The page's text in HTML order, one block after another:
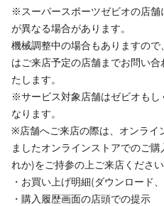
※スーパースポーツゼビオの店舗
が異なる場合があります。
機械調整中の場合もありますの
はご来店予定の店舗までお問い
たします。
※サービス対象店舗はゼビオもし
なります。
※店舗へご来店の際は、オンライ
ましたオンラインストアでのご
れか)をご持参の上ご来店ください
・お買い上げ明細(ダウンロード
・購入履歴画面の店頭での提示